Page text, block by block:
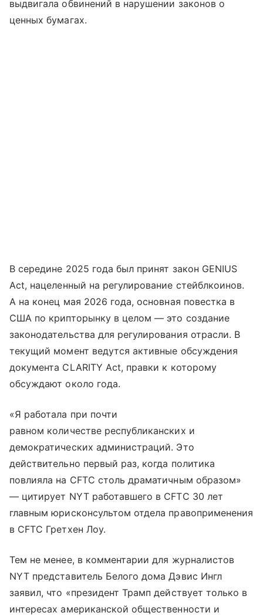
выдвигала обвинений в нарушении законов о
ценных бумагах.
В середине 2025 года был принят закон GENIUS
Act, нацеленный на регулирование стейблкоинов.
А на конец мая 2026 года, основная повестка в
США по крипторынку в целом — это создание
законодательства для регулирования отрасли. В
текущий момент ведутся активные обсуждения
документа CLARITY Act, правки к которому
обсуждают около года.
«Я работала при почти
равном количестве республиканских и
демократических администраций. Это
действительно первый раз, когда политика
повлияла на CFTC столь драматичным образом»
— цитирует NYT работавшего в CFTC 30 лет
главным юрисконсультом отдела правоприменения
в CFTC Гретхен Лоу.
Тем не менее, в комментарии для журналистов
NYT представитель Белого дома Дэвис Ингл
заявил, что «президент Трамп действует только в
интересах американской общественности и